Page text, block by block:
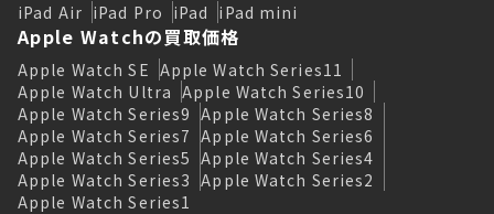
iPad Air iPad Pro iPad iPad mini
Apple Watchの買取価格
Apple Watch SE Apple Watch Series11
Apple Watch Ultra Apple Watch Series10
Apple Watch Series9 Apple Watch Series8
Apple Watch Series7 Apple Watch Series6
Apple Watch Series5 Apple Watch Series4
Apple Watch Series3 Apple Watch Series2
Apple Watch Series1